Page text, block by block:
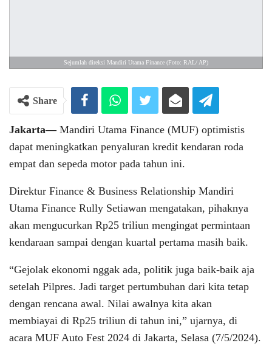
Sejumlah direksi Mandiri Utama Finance (Foto: RAL/ AP)
Share
Jakarta—Mandiri Utama Finance (MUF) optimistis
dapat meningkatkan penyaluran kredit kendaran roda
empat dan sepeda motor pada tahun ini.
Direktur Finance & Business Relationship Mandiri
Utama Finance Rully Setiawan mengatakan, pihaknya
akan mengucurkan Rp25 triliun mengingat permintaan
kendaraan sampai dengan kuartal pertama masih baik.
“Gejolak ekonomi nggak ada, politik juga baik-baik aja
setelah Pilpres. Jadi target pertumbuhan dari kita tetap
dengan rencana awal. Nilai awalnya kita akan
membiayai di Rp25 triliun di tahun ini,” ujarnya, di
acara MUF Auto Fest 2024 di Jakarta, Selasa (7/5/2024).